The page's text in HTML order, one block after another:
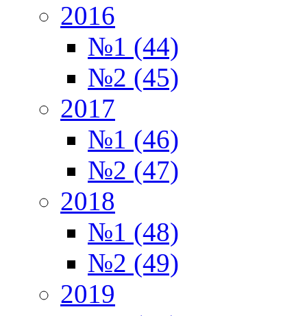
2016
№1 (44)
№2 (45)
2017
№1 (46)
№2 (47)
2018
№1 (48)
№2 (49)
2019